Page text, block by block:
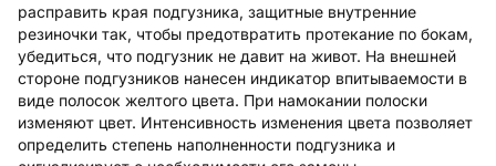
расправить края подгузника, защитные внутренние
резиночки так, чтобы предотвратить протекание по бокам,
убедиться, что подгузник не давит на живот. На внешней
стороне подгузников нанесен индикатор впитываемости в
виде полосок желтого цвета. При намокании полоски
изменяют цвет. Интенсивность изменения цвета позволяет
определить степень наполненности подгузника и